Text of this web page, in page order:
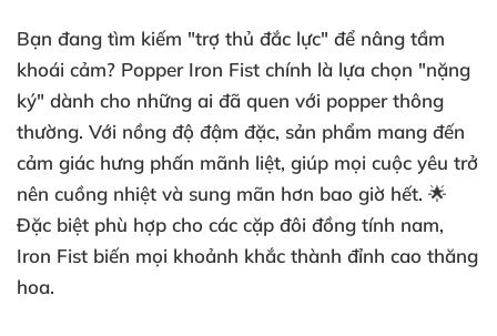
Bạn đang tìm kiếm "trợ thủ đắc lực" để nâng tầm
khoái cảm? Popper Iron Fist chính là lựa chọn "nặng
ký" dành cho những ai đã quen với popper thông
thường. Với nồng độ đậm đặc, sản phẩm mang đến
cảm giác hưng phấn mãnh liệt, giúp mọi cuộc yêu trở
nên cuồng nhiệt và sung mãn hơn bao giờ hết. 🌟
Đặc biệt phù hợp cho các cặp đôi đồng tính nam,
Iron Fist biến mọi khoảnh khắc thành đỉnh cao thăng
hoa.